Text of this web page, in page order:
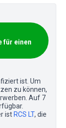
für einen
ist. Um
zu können,
Auf 7
ist RCS LT, die